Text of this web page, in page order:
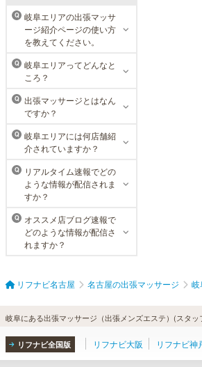
メンズリゼクリニック 名古屋
栄院
東京メンズリゼクリニックの永久脱
毛が全国で受けられます。多くの男
性患者様にご支持頂き、新宿1院か
ら始まったメンズリゼクリニック
が、現在では提携院含め全国10院を
展開するクリニックになりました。
Q
岐阜エリアの出張マッサ
ージ紹介ページの使い方
を教えてください。
Q
岐阜エリアってどんなと
ころ？
Q
出張マッサージとはなん
ですか？
Q
岐阜エリアには何店舗紹
介されていますか？
Q
リアルタイム速報でどの
ような情報が配信されま
すか？
Q
オススメ店ブログ速報で
どのような情報が配信さ
れますか？
リフナビ名古屋 名古屋の出張マッサージ 岐
岐阜にある出張マッサージ（出張メンズエステ）(スタ
リフナビ全国版 リフナビ大阪 リフナビ神